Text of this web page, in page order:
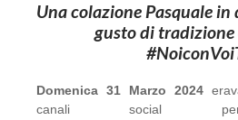
Una colazione Pasquale
gusto di
Domenica 31 Marzo 2024
canali social per